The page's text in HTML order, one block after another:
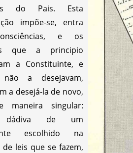
do Pais. Esta
impõe-se, entra
e os
que a principio
a Constituinte, e
não a desejavam,
a desejá-la de novo,
maneira singular:
dádiva de um
escolhido na
de leis que se fazem,